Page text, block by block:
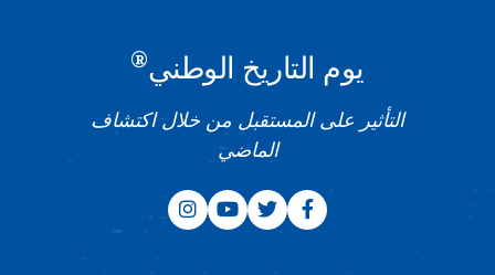
يوم التاريخ الوطني®
التأثير على المستقبل من خلال اكتشاف
الماضي